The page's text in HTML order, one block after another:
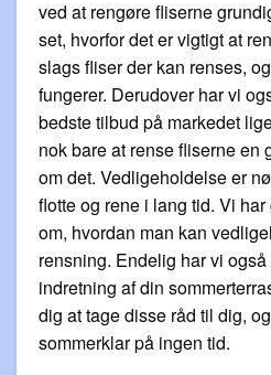
ved at rengøre fliserne
set, hvorfor det er vigtigt at
slags fliser der kan renses,
fungerer. Derudover har vi
bedste tilbud på markedet
nok bare at rense fliserne en
om det. Vedligeholdelse er
flotte og rene i lang tid. Vi
om, hvordan man kan
rensning. Endelig har vi
indretning af din
dig at tage disse råd til dig,
sommerklar på ingen tid.